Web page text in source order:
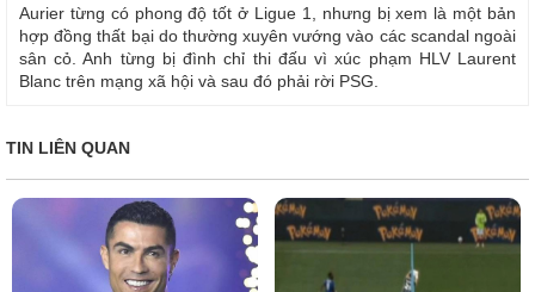
Aurier từng có phong độ tốt ở Ligue 1, nhưng bị xem là một bản
hợp đồng thất bại do thường xuyên vướng vào các scandal ngoài
sân cỏ. Anh từng bị đình chỉ thi đấu vì xúc phạm HLV Laurent
Blanc trên mạng xã hội và sau đó phải rời PSG.
TIN LIÊN QUAN